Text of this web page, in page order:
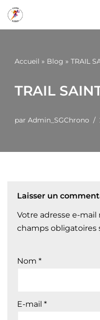
Aller
Accueil » Blog » TRAIL
TRAIL
par Admin_SGChrono
Laisser un
Votre adresse e-mail
champs obligatoires
Nom *
E-mail *